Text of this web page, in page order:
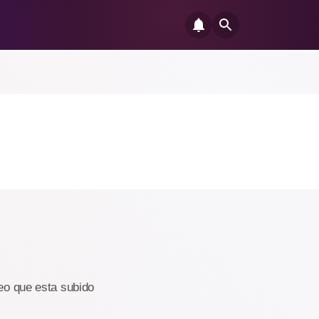
que esta subido